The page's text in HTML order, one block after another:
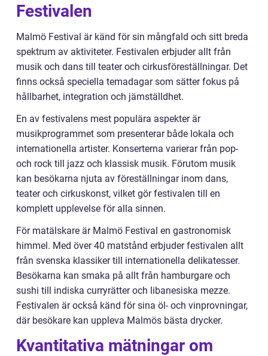
Festivalen
Malmö Festival är känd för sin mångfald och sitt breda
spektrum av aktiviteter. Festivalen erbjuder allt från
musik och dans till teater och cirkusföreställningar. Det
finns också speciella temadagar som sätter fokus på
hållbarhet, integration och jämställdhet.
En av festivalens mest populära aspekter är
musikprogrammet som presenterar både lokala och
internationella artister. Konserterna varierar från pop-
och rock till jazz och klassisk musik. Förutom musik
kan besökarna njuta av föreställningar inom dans,
teater och cirkuskonst, vilket gör festivalen till en
komplett upplevelse för alla sinnen.
För matälskare är Malmö Festival en gastronomisk
himmel. Med över 40 matstånd erbjuder festivalen allt
från svenska klassiker till internationella delikatesser.
Besökarna kan smaka på allt från hamburgare och
sushi till indiska curryrätter och libanesiska mezze.
Festivalen är också känd för sina öl- och vinprovningar,
där besökare kan uppleva Malmös bästa drycker.
Kvantitativa mätningar om